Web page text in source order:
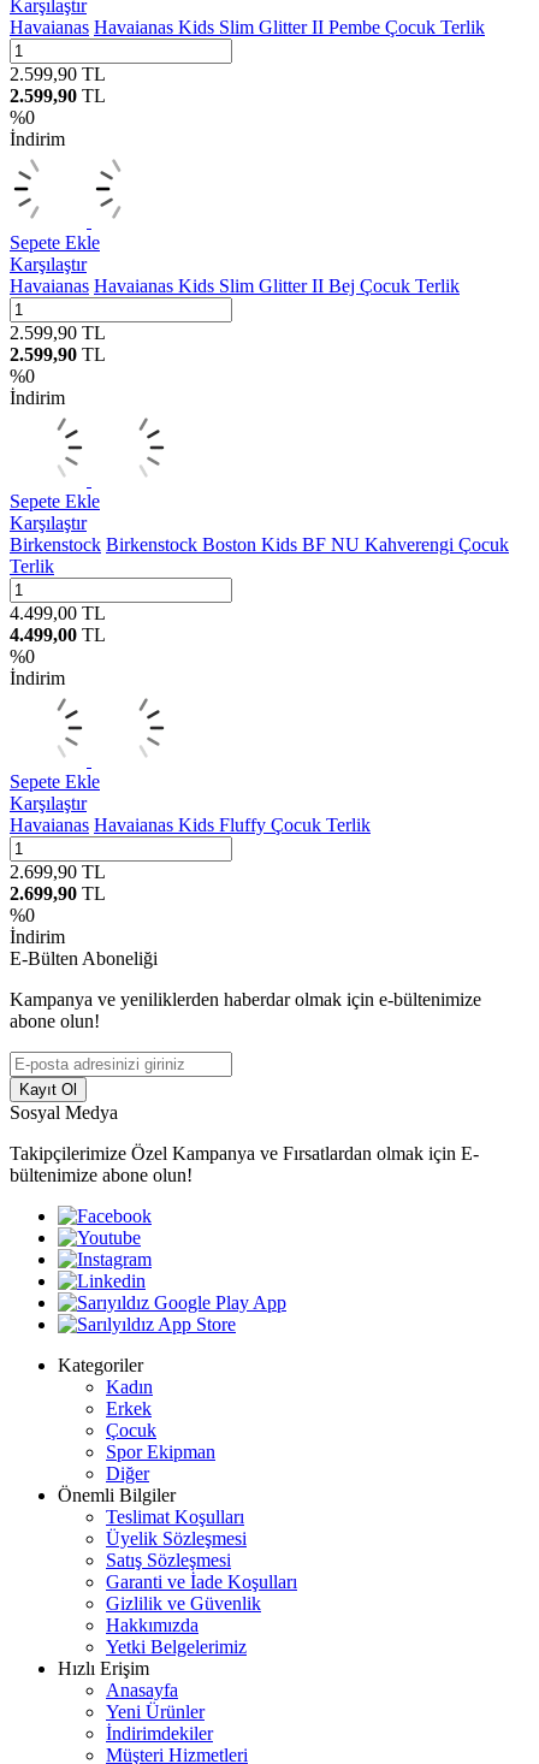
Karşılaştır
Havaianas Havaianas Kids Slim Glitter II Pembe Çocuk Terlik
2.599,90 TL
2.599,90 TL
%0
İndirim
Sepete Ekle
Karşılaştır
Havaianas Havaianas Kids Slim Glitter II Bej Çocuk Terlik
2.599,90 TL
2.599,90 TL
%0
İndirim
Sepete Ekle
Karşılaştır
Birkenstock Birkenstock Boston Kids BF NU Kahverengi Çocuk
Terlik
4.499,00 TL
4.499,00 TL
%0
İndirim
Sepete Ekle
Karşılaştır
Havaianas Havaianas Kids Fluffy Çocuk Terlik
2.699,90 TL
2.699,90 TL
%0
İndirim
E-Bülten Aboneliği
Kampanya ve yeniliklerden haberdar olmak için e-bültenimize
abone olun!
Kayıt Ol
Sosyal Medya
Takipçilerimize Özel Kampanya ve Fırsatlardan olmak için E-
bültenimize abone olun!
Kategoriler
Kadın
Erkek
Çocuk
Spor Ekipman
Diğer
Önemli Bilgiler
Teslimat Koşulları
Üyelik Sözleşmesi
Satış Sözleşmesi
Garanti ve İade Koşulları
Gizlilik ve Güvenlik
Hakkımızda
Yetki Belgelerimiz
Hızlı Erişim
Anasayfa
Yeni Ürünler
İndirimdekiler
Müşteri Hizmetleri